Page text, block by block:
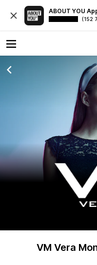
ABOUT YOU
(152
VM Vera